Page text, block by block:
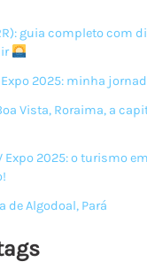
guia completo com
Expo 2025: minha
Vista, Roraima, a
Expo 2025: o turismo
de Algodoal, Pará